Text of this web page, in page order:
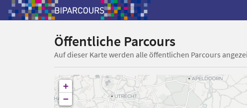
Öffentliche Parcours
Auf dieser Karte werden alle öffentlichen Parcours
+
−